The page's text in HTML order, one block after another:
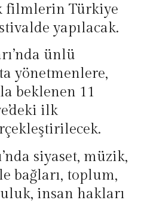
filmlerin Türkiye
yapılacak.
ünlü
yönetmenlere,
beklenen 11
ilk
siyaset, müzik,
bağları, toplum,
insan hakları